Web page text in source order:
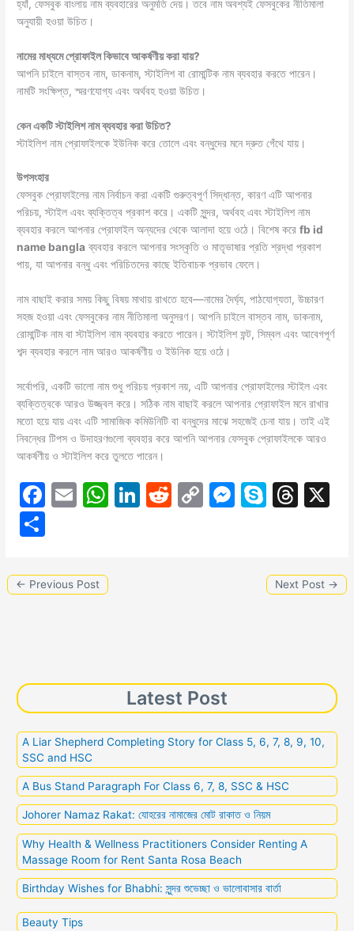
হ্যাঁ, ফেসবুক বাংলায় নাম ব্যবহারের অনুমতি দেয়। তবে নাম অবশ্যই ফেসবুকের নীতিমালা
অনুযায়ী হওয়া উচিত।
নামের মাধ্যমে প্রোফাইল কিভাবে আকর্ষণীয় করা যায়?
আপনি চাইলে বাস্তব নাম, ডাকনাম, স্টাইলিশ বা রোমান্টিক নাম ব্যবহার করতে পারেন।
নামটি সংক্ষিপ্ত, স্মরণযোগ্য এবং অর্থবহ হওয়া উচিত।
কেন একটি স্টাইলিশ নাম ব্যবহার করা উচিত?
স্টাইলিশ নাম প্রোফাইলকে ইউনিক করে তোলে এবং বন্ধুদের মনে দ্রুত গেঁথে যায়।
উপসংহার
ফেসবুক প্রোফাইলের নাম নির্বাচন করা একটি গুরুত্বপূর্ণ সিদ্ধান্ত, কারণ এটি আপনার
পরিচয়, স্টাইল এবং ব্যক্তিত্ব প্রকাশ করে। একটি সুন্দর, অর্থবহ এবং স্টাইলিশ নাম
ব্যবহার করলে আপনার প্রোফাইল অন্যদের থেকে আলাদা হয়ে ওঠে। বিশেষ করেfb id
name bangla ব্যবহার করলে আপনার সংস্কৃতি ও মাতৃভাষার প্রতি শ্রদ্ধা প্রকাশ
পায়, যা আপনার বন্ধু এবং পরিচিতদের কাছে ইতিবাচক প্রভাব ফেলে।
নাম বাছাই করার সময় কিছু বিষয় মাথায় রাখতে হবে—নামের দৈর্ঘ্য, পাঠযোগ্যতা, উচ্চারণ
সহজ হওয়া এবং ফেসবুকের নাম নীতিমালা অনুসরণ। আপনি চাইলে বাস্তব নাম, ডাকনাম,
রোমান্টিক নাম বা স্টাইলিশ নাম ব্যবহার করতে পারেন। স্টাইলিশ ফন্ট, সিম্বল এবং আবেগপূর্ণ
শব্দ ব্যবহার করলে নাম আরও আকর্ষণীয় ও ইউনিক হয়ে ওঠে।
সর্বোপরি, একটি ভালো নাম শুধু পরিচয় প্রকাশ নয়, এটি আপনার প্রোফাইলের স্টাইল এবং
ব্যক্তিত্বকে আরও উজ্জ্বল করে। সঠিক নাম বাছাই করলে আপনার প্রোফাইল মনে রাখার
মতো হয়ে যায় এবং এটি সামাজিক কমিউনিটি বা বন্ধুদের মাঝে সহজেই চেনা যায়। তাই এই
নিবন্ধের টিপস ও উদাহরণগুলো ব্যবহার করে আপনি আপনার ফেসবুক প্রোফাইলকে আরও
আকর্ষণীয় ও স্টাইলিশ করে তুলতে পারেন।
F
e
b
E
l
W Li R
C
M S
p
e
T
a
d
ar
e
← Previous Post Next Post →
Latest Post
A Liar Shepherd Completing Story for Class 5, 6, 7, 8, 9, 10,
SSC and HSC
A Bus Stand Paragraph For Class 6, 7, 8, SSC & HSC
Johorer Namaz Rakat: যোহরের নামাজের মোট রাকাত ও নিয়ম
Why Health & Wellness Practitioners Consider Renting A
Massage Room for Rent Santa Rosa Beach
Birthday Wishes for Bhabhi: সুন্দর শুভেচ্ছা ও ভালোবাসার বার্তা
Beauty Tips